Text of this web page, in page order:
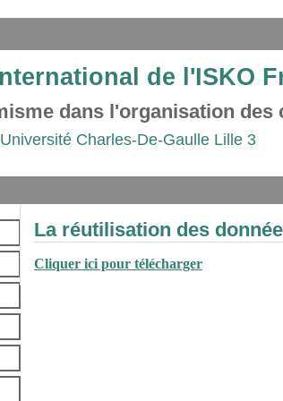
de l'ISKO
dans l'organisation des
Charles-De-Gaulle Lille 3
La réutilisation des
Cliquer ici pour télécharger